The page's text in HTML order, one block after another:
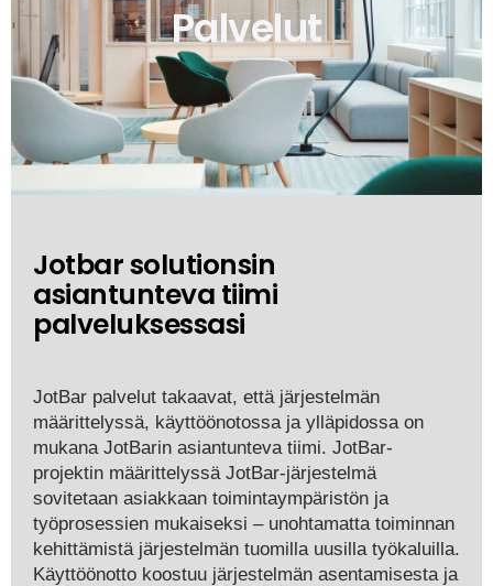
Palvelut
Jotbar solutionsin
asiantunteva tiimi
palveluksessasi
JotBar palvelut takaavat, että järjestelmän
määrittelyssä, käyttöönotossa ja ylläpidossa on
mukana JotBarin asiantunteva tiimi. JotBar-
projektin määrittelyssä JotBar-järjestelmä
sovitetaan asiakkaan toimintaympäristön ja
työprosessien mukaiseksi – unohtamatta toiminnan
kehittämistä järjestelmän tuomilla uusilla työkaluilla.
Käyttöönotto koostuu järjestelmän asentamisesta ja